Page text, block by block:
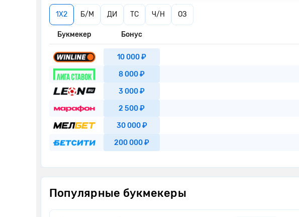
1X2 Б/М ДИ ТС Ч/Н ОЗ
Букмекер Бонус
10 000 ₽
8 000 ₽
3 000 ₽
2 500 ₽
30 000 ₽
200 000 ₽
Популярные букмекеры